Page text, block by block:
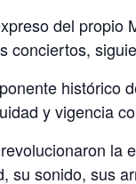
del propio
conciertos,
histórico
y vigencia
la
su sonido, sus